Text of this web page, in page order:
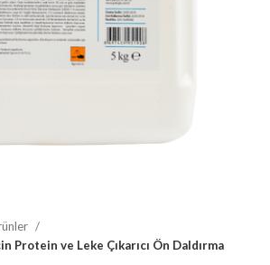
Protein ve Leke Çıkarıcı Ön Daldırma